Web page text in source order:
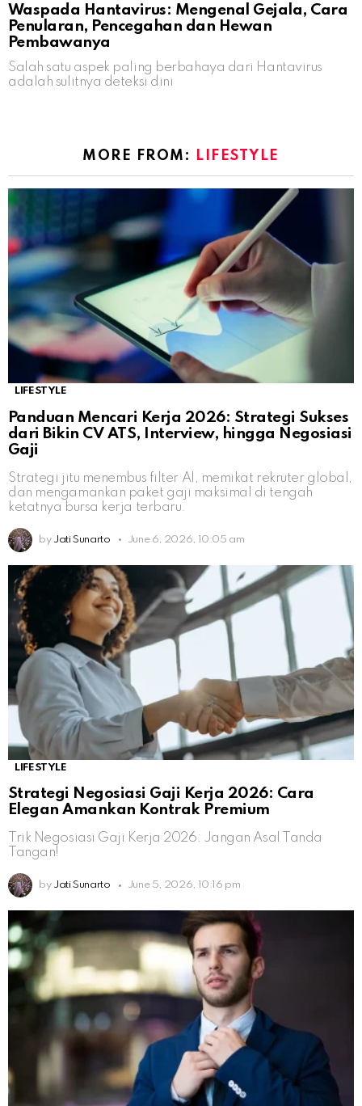
Waspada Hantavirus: Mengenal Gejala, Cara
Penularan, Pencegahan dan Hewan
Pembawanya
Salah satu aspek paling berbahaya dari Hantavirus
adalah sulitnya deteksi dini
MORE FROM: LIFESTYLE
LIFESTYLE
Panduan Mencari Kerja 2026: Strategi Sukses
dari Bikin CV ATS, Interview, hingga Negosiasi
Gaji
Strategi jitu menembus filter AI, memikat rekruter global,
dan mengamankan paket gaji maksimal di tengah
ketatnya bursa kerja terbaru.
by Jati Sunarto June 6, 2026, 10:05 am
LIFESTYLE
Strategi Negosiasi Gaji Kerja 2026: Cara
Elegan Amankan Kontrak Premium
Trik Negosiasi Gaji Kerja 2026: Jangan Asal Tanda
Tangan!
by Jati Sunarto June 5, 2026, 10:16 pm